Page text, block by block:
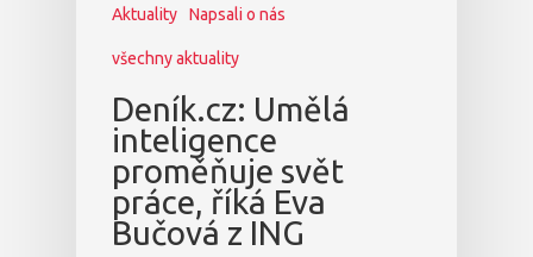
Aktuality Napsali o nás
všechny aktuality
Deník.cz: Umělá
inteligence
proměňuje svět
práce, říká Eva
Bučová z ING